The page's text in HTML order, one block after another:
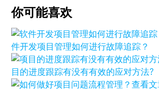
你可能喜欢
件开发项目管理如何进行故障追踪？
目的进度跟踪有没有有效的应对方法?
查看